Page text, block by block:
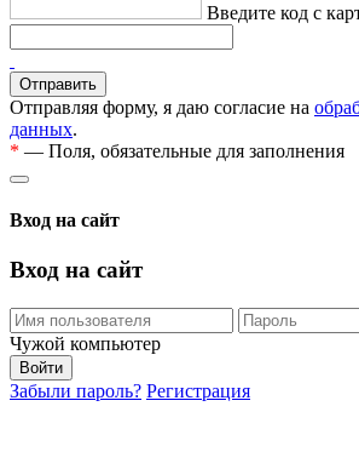
Введите код с
Отправляя форму, я даю согласие на
данных.
* — Поля, обязательные для заполнения
Вход на сайт
Вход на сайт
Чужой компьютер
Забыли пароль? Регистрация